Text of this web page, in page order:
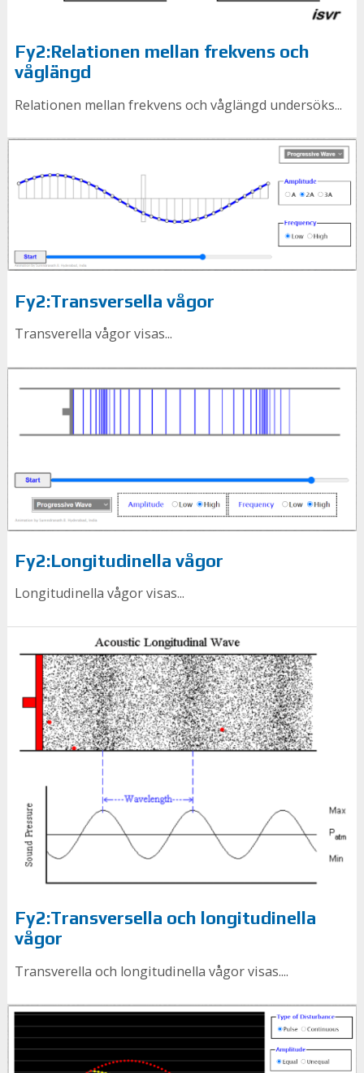
Fy2:Relationen mellan frekvens och
våglängd
Relationen mellan frekvens och våglängd undersöks...
Fy2:Transversella vågor
Transverella vågor visas...
Fy2:Longitudinella vågor
Longitudinella vågor visas...
Fy2:Transversella och longitudinella
vågor
Transverella och longitudinella vågor visas....